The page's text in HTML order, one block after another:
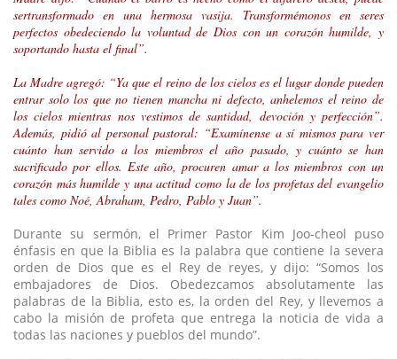
sertransformado en una hermosa vasija. Transformémonos en seres
perfectos obedeciendo la voluntad de Dios con un corazón humilde, y
soportando hasta el final”.
La Madre agregó: “Ya que el reino de los cielos es el lugar donde pueden
entrar solo los que no tienen mancha ni defecto, anhelemos el reino de
los cielos mientras nos vestimos de santidad, devoción y perfección”.
Además, pidió al personal pastoral: “Examínense a sí mismos para ver
cuánto han servido a los miembros el año pasado, y cuánto se han
sacrificado por ellos. Este año, procuren amar a los miembros con un
corazón más humilde y una actitud como la de los profetas del evangelio
tales como Noé, Abraham, Pedro, Pablo y Juan”.
Durante su sermón, el Primer Pastor Kim Joo-cheol puso
énfasis en que la Biblia es la palabra que contiene la severa
orden de Dios que es el Rey de reyes, y dijo: “Somos los
embajadores de Dios. Obedezcamos absolutamente las
palabras de la Biblia, esto es, la orden del Rey, y llevemos a
cabo la misión de profeta que entrega la noticia de vida a
todas las naciones y pueblos del mundo”.